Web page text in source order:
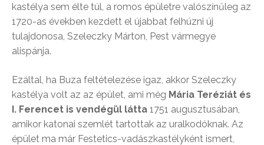
kastélya sem élte túl, a romos épületre valószínűleg az
1720-as években kezdett el újabbat felhúzni új
tulajdonosa, Szeleczky Márton, Pest vármegye
alispánja.
Ezáltal, ha Buza feltételezése igaz, akkor Szeleczky
kastélya volt az az épület, ami még Mária Teréziát és
I. Ferencet is vendégül látta 1751 augusztusában,
amikor katonai szemlét tartottak az uralkodóknak. Az
épület ma már Festetics-vadászkastélyként ismert,